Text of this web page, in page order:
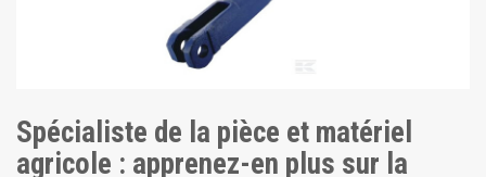
Spécialiste de la pièce et matériel
agricole : apprenez-en plus sur la